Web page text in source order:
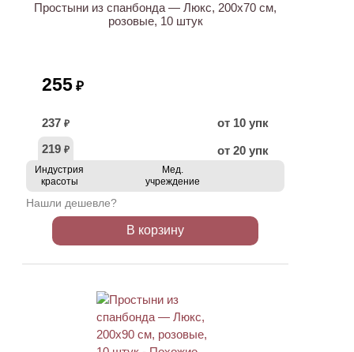
Простыни из спанбонда — Люкс, 200х70 см,
розовые, 10 штук
255 ₽
237 ₽
от 10 упк
219 ₽ от 20 упк
Индустрия
красоты
Мед.
учреждение
Нашли дешевле?
В корзину